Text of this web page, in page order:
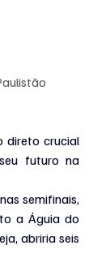
direto crucial
futuro na
semifinais,
a Águia do
abriria seis